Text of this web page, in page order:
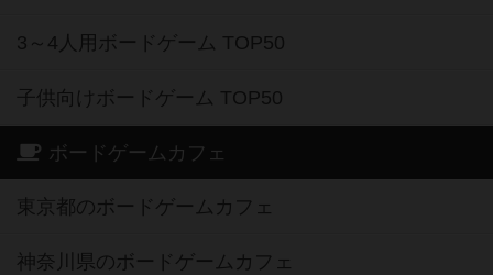
3～4人用ボードゲーム TOP50
子供向けボードゲーム TOP50
ボードゲームカフェ
東京都のボードゲームカフェ
神奈川県のボードゲームカフェ